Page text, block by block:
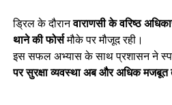
ड्रिल के दौरानवाराणसी के वरिष्ठ
थाने की फोर्समौके पर मौजूद रही।
इस सफल अभ्यास के साथ प्रशासन ने
पर सुरक्षा व्यवस्था अब और अधिक मजबूत